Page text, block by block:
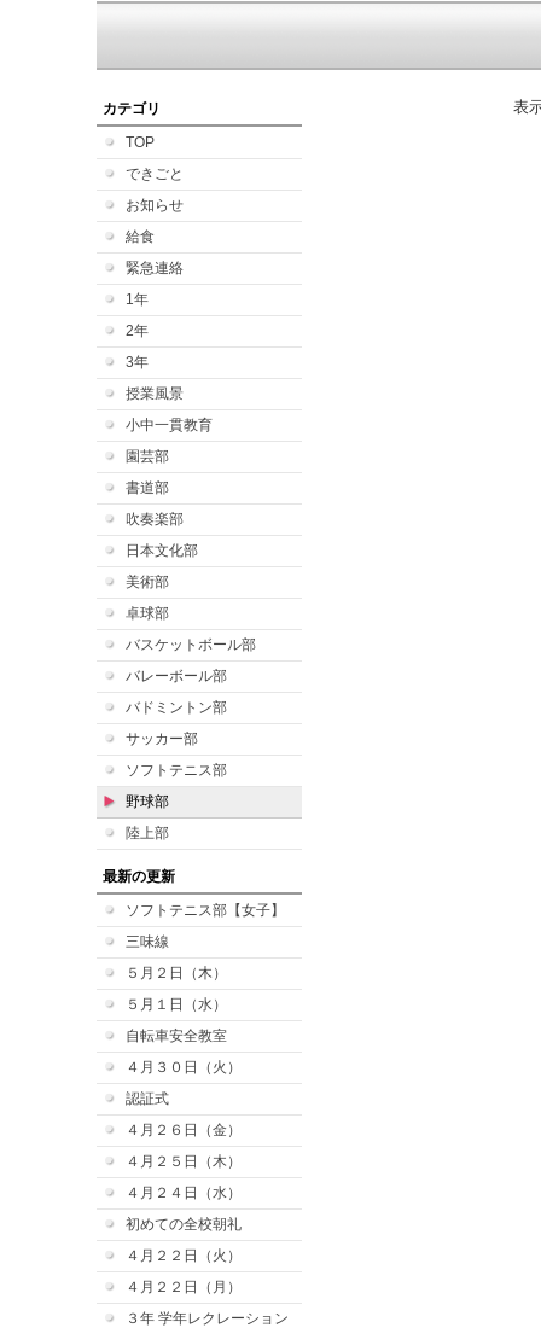
カテゴリ
TOP
できごと
お知らせ
給食
緊急連絡
1年
2年
3年
授業風景
小中一貫教育
園芸部
書道部
吹奏楽部
日本文化部
美術部
卓球部
バスケットボール部
バレーボール部
バドミントン部
サッカー部
ソフトテニス部
野球部
陸上部
最新の更新
ソフトテニス部【女子】
三味線
５月２日（木）
５月１日（水）
自転車安全教室
４月３０日（火）
認証式
４月２６日（金）
４月２５日（木）
４月２４日（水）
初めての全校朝礼
４月２２日（火）
４月２２日（月）
３年 学年レクレーション
表